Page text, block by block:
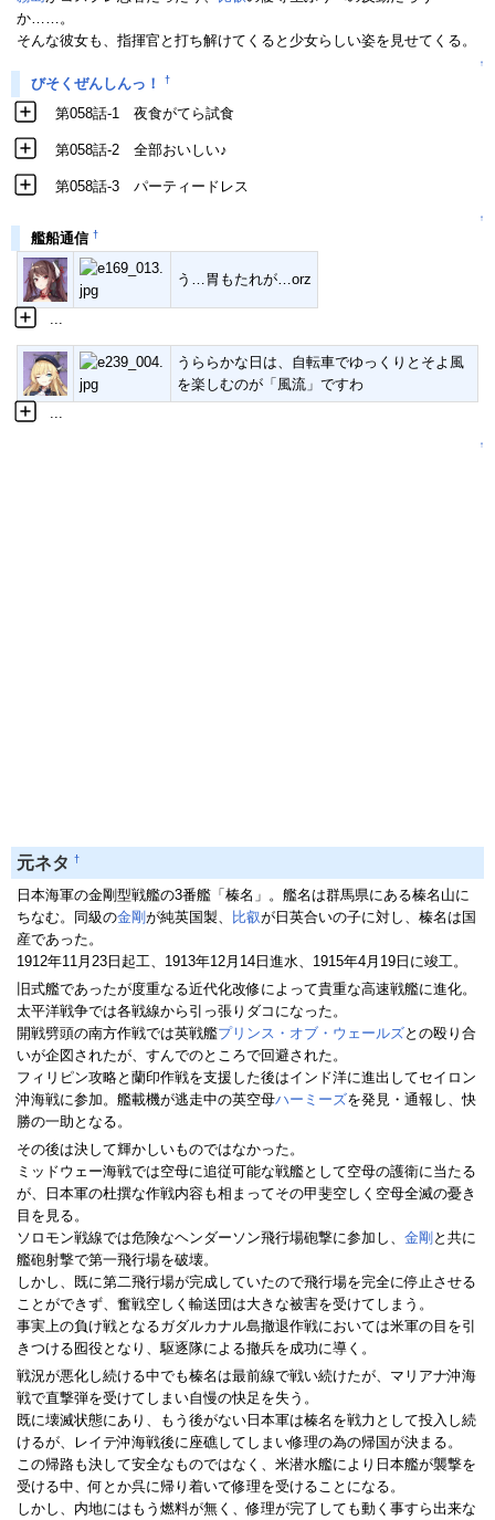
か……。
そんな彼女も、指揮官と打ち解けてくると少女らしい姿を見せてくる。
↑
びそくぜんしんっ！ †
第058話-1 夜食がてら試食
第058話-2 全部おいしい♪
第058話-3 パーティードレス
↑
艦船通信 †
う…胃もたれが…orz
うららかな日は、自転車でゆっくりとそよ風
を楽しむのが「風流」ですわ
↑
元ネタ †
日本海軍の金剛型戦艦の3番艦「榛名」。艦名は群馬県にある榛名山に
ちなむ。同級の金剛が純英国製、 比叡が日英合いの子に対し、榛名は国
産であった。
1912年11月23日起工、1913年12月14日進水、1915年4月19日に竣工。
旧式艦であったが度重なる近代化改修によって貴重な高速戦艦に進化。
太平洋戦争では各戦線から引っ張りダコになった。
開戦劈頭の南方作戦では英戦艦プリンス・オブ・ウェールズとの殴り合
いが企図されたが、すんでのところで回避された。
フィリピン攻略と蘭印作戦を支援した後はインド洋に進出してセイロン
沖海戦に参加。艦載機が逃走中の英空母ハーミーズを発見・通報し、快
勝の一助となる。
その後は決して輝かしいものではなかった。
ミッドウェー海戦では空母に追従可能な戦艦として空母の護衛に当たる
が、日本軍の杜撰な作戦内容も相まってその甲斐空しく空母全滅の憂き
目を見る。
ソロモン戦線では危険なヘンダーソン飛行場砲撃に参加し、 金剛と共に
艦砲射撃で第一飛行場を破壊。
しかし、既に第二飛行場が完成していたので飛行場を完全に停止させる
ことができず、奮戦空しく輸送団は大きな被害を受けてしまう。
事実上の負け戦となるガダルカナル島撤退作戦においては米軍の目を引
きつける囮役となり、駆逐隊による撤兵を成功に導く。
戦況が悪化し続ける中でも榛名は最前線で戦い続けたが、マリアナ沖海
戦で直撃弾を受けてしまい自慢の快足を失う。
既に壊滅状態にあり、もう後がない日本軍は榛名を戦力として投入し続
けるが、レイテ沖海戦後に座礁してしまい修理の為の帰国が決まる。
この帰路も決して安全なものではなく、米潜水艦により日本艦が襲撃を
受ける中、何とか呉に帰り着いて修理を受けることになる。
しかし、内地にはもう燃料が無く、修理が完了しても動く事すら出来な